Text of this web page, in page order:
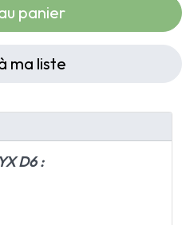
panier
ma liste
D6: